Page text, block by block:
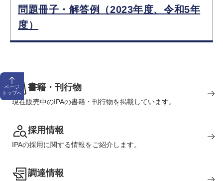
問題冊子・解答例（2023年度、令和5年
度）
ページ
トップへ
書籍・刊行物
現在販売中のIPAの書籍・刊行物を掲載しています。
採用情報
IPAの採用に関する情報をご紹介します。
調達情報